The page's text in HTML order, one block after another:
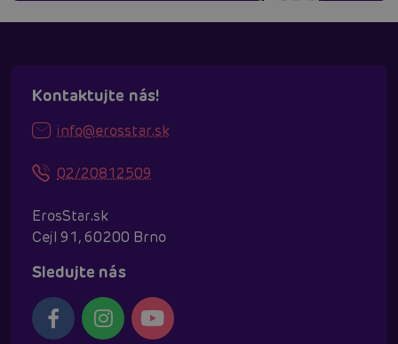
Kontaktujte nás!
info@erosstar.sk
02/20812509
ErosStar.sk
Cejl 91, 60200 Brno
Sledujte nás